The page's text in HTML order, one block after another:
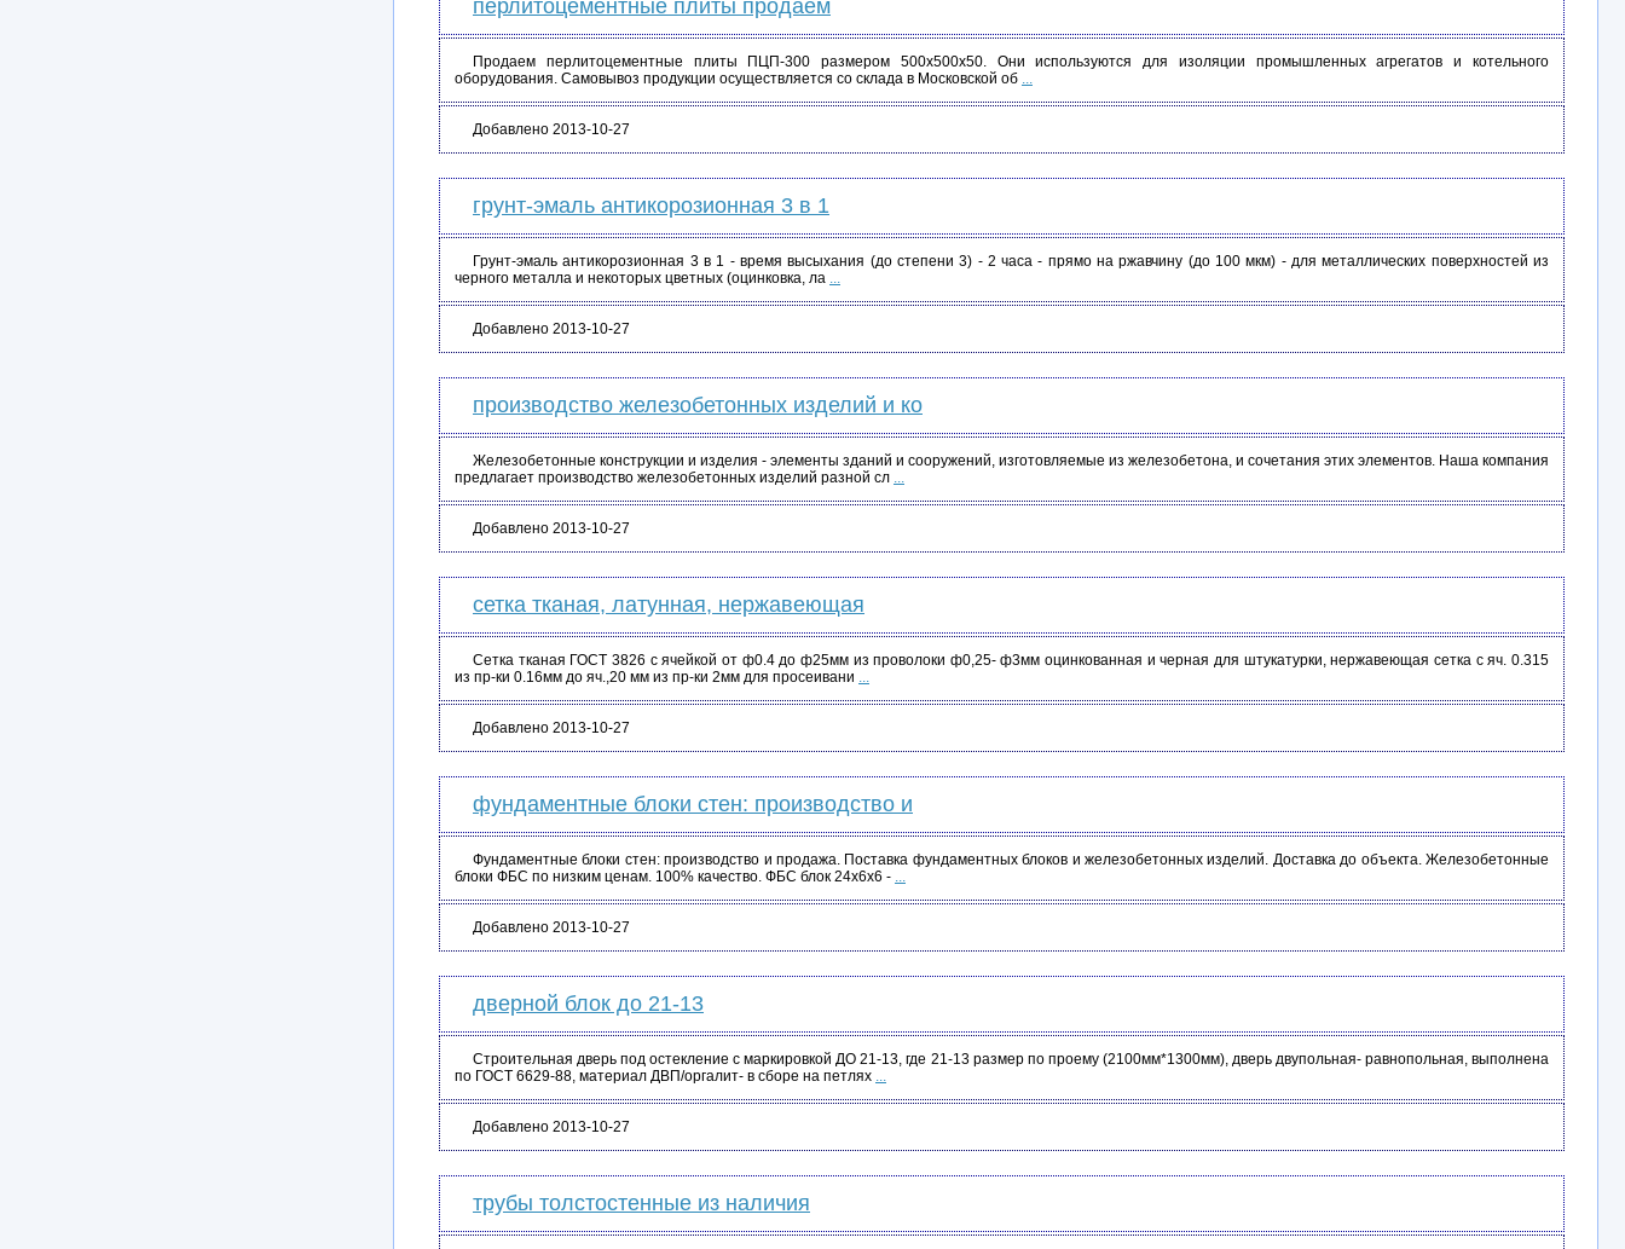
перлитоцементные плиты продаем
Продаем перлитоцементные плиты ПЦП-300 размером 500х500х50. Они используются для изоляции промышленных агрегатов и котельного
оборудования. Самовывоз продукции осуществляется со склада в Московской об ...
Добавлено 2013-10-27
грунт-эмаль антикорозионная 3 в 1
Грунт-эмаль антикорозионная 3 в 1 - время высыхания (до степени 3) - 2 часа - прямо на ржавчину (до 100 мкм) - для металлических поверхностей из
черного металла и некоторых цветных (оцинковка, ла ...
Добавлено 2013-10-27
производство железобетонных изделий и ко
Железобетонные конструкции и изделия - элементы зданий и сооружений, изготовляемые из железобетона, и сочетания этих элементов. Наша компания
предлагает производство железобетонных изделий разной сл ...
Добавлено 2013-10-27
сетка тканая, латунная, нержавеющая
Сетка тканая ГОСТ 3826 с ячейкой от ф0.4 до ф25мм из проволоки ф0,25- ф3мм оцинкованная и черная для штукатурки, нержавеющая сетка с яч. 0.315
из пр-ки 0.16мм до яч.,20 мм из пр-ки 2мм для просеивани ...
Добавлено 2013-10-27
фундаментные блоки стен: производство и
Фундаментные блоки стен: производство и продажа. Поставка фундаментных блоков и железобетонных изделий. Доставка до объекта. Железобетонные
блоки ФБС по низким ценам. 100% качество. ФБС блок 24х6х6 - ...
Добавлено 2013-10-27
дверной блок до 21-13
Строительная дверь под остекление с маркировкой ДО 21-13, где 21-13 размер по проему (2100мм*1300мм), дверь двупольная- равнопольная, выполнена
по ГОСТ 6629-88, материал ДВП/оргалит- в сборе на петлях ...
Добавлено 2013-10-27
трубы толстостенные из наличия